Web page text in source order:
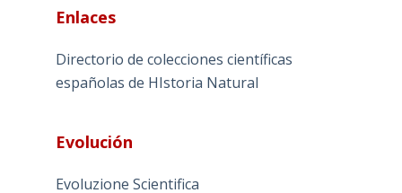
Enlaces
Directorio de colecciones científicas
españolas de HIstoria Natural
Evolución
Evoluzione Scientifica